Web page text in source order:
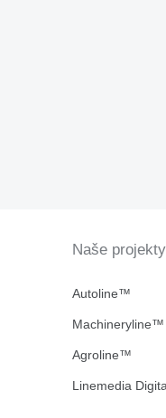
Naše projekty
Autoline™
Machineryline™
Agroline™
Linemedia